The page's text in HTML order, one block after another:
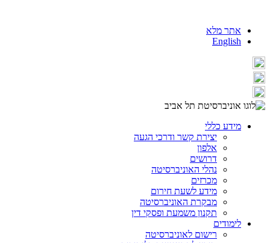
אתר מלא
English
מידע כללי
יצירת קשר ודרכי הגעה
אלפון
דרושים
נהלי האוניברסיטה
מכרזים
מידע לשעת חירום
מבקרת האוניברסיטה
תקנון משמעת ופסקי דין
לימודים
רישום לאוניברסיטה